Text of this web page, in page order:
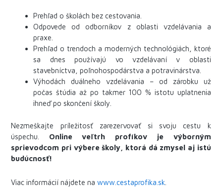
Prehľad o školách bez cestovania.
Odpovede od odborníkov z oblasti vzdelávania a
praxe.
Prehľad o trendoch a moderných technológiách, ktoré
sa dnes používajú vo vzdelávaní v oblasti
stavebníctva, poľnohospodárstva a potravinárstva.
Výhodách duálneho vzdelávania – od zárobku už
počas štúdia až po takmer 100 % istotu uplatnenia
ihneď po skončení školy.
Nezmeškajte príležitosť zarezervovať si svoju cestu k
úspechu. Online veľtrh profíkov je výborným
sprievodcom pri výbere školy, ktorá dá zmysel aj istú
budúcnosť!
Viac informácií nájdete nawww.cestaprofika.sk